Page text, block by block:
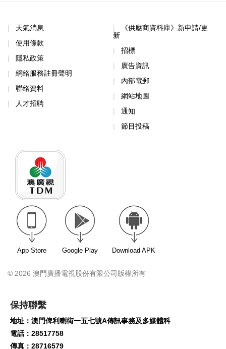
天氣消息
使用條款
隱私政策
網絡服務註冊聲明
聯絡資料
人才招聘
《供應商資料庫》新申請/更
新
招標
廣告資訊
內部電郵
網站地圖
通知
節目投稿
App Store Google Play Download APK
© 2026 澳門廣播電視股份有限公司版權所有
保持聯繫
地址：澳門俾利喇街一五七號A傳訊事務及多媒體科
電話：28517758
傳真：28716579